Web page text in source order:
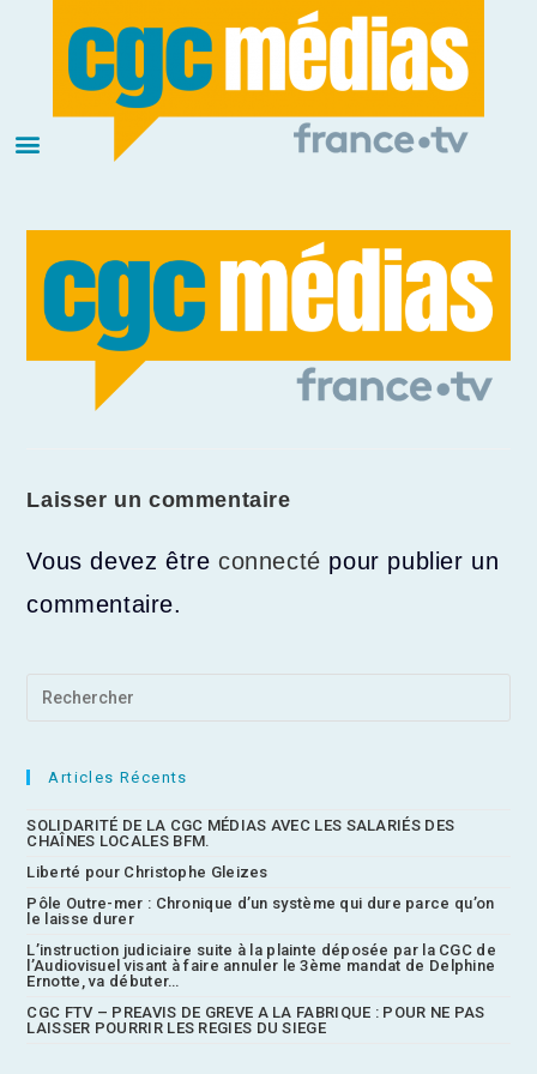
Laisser un commentaire
Vous devez êtreconnecté pour publier un
commentaire.
Articles Récents
SOLIDARITÉ DE LA CGC MÉDIAS AVEC LES SALARIÉS DES
CHAÎNES LOCALES BFM.
Liberté pour Christophe Gleizes
Pôle Outre-mer : Chronique d’un système qui dure parce qu’on
le laisse durer
L’instruction judiciaire suite à la plainte déposée par la CGC de
l’Audiovisuel visant à faire annuler le 3ème mandat de Delphine
Ernotte, va débuter…
CGC FTV – PREAVIS DE GREVE A LA FABRIQUE : POUR NE PAS
LAISSER POURRIR LES REGIES DU SIEGE